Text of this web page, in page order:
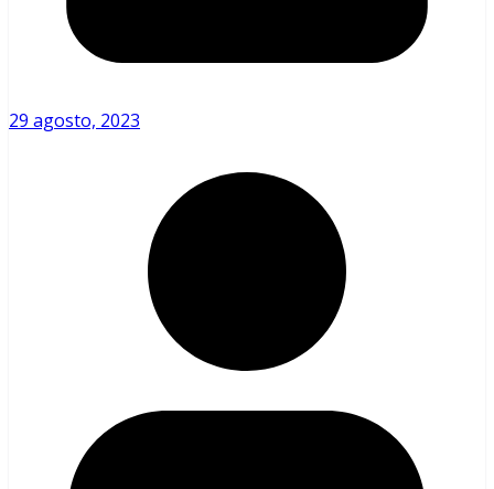
29 agosto, 2023